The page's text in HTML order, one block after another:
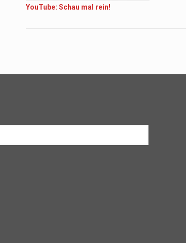
YouTube: Schau mal rein!